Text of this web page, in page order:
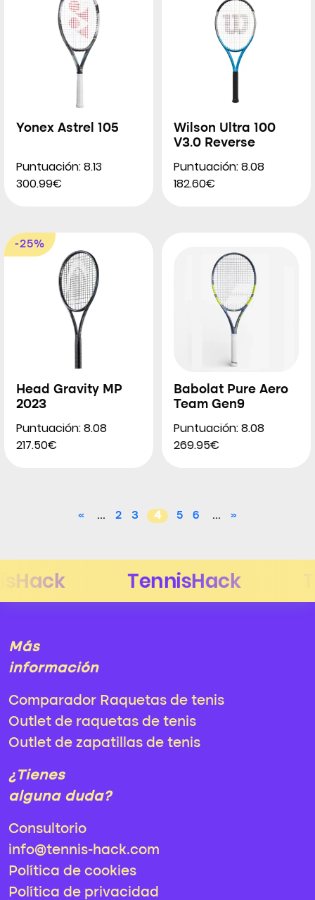
Yonex Astrel 105
Puntuación: 8.13
300.99€
Wilson Ultra 100
V3.0 Reverse
Puntuación: 8.08
182.60€
-25%
Head Gravity MP
2023
Puntuación: 8.08
217.50€
Babolat Pure Aero
Team Gen9
Puntuación: 8.08
269.95€
« ... 2 3 4 5 6 ... »
Más
información
Comparador Raquetas de tenis
Outlet de raquetas de tenis
Outlet de zapatillas de tenis
¿Tienes
alguna duda?
Consultorio
info@tennis-hack.com
Política de cookies
Política de privacidad